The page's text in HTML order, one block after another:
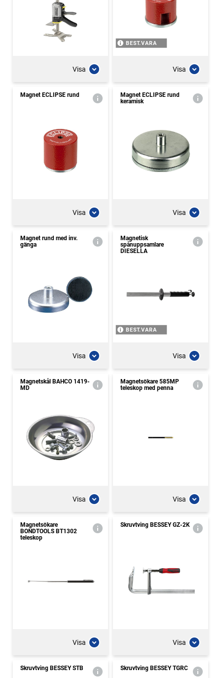
Visa
BEST.VARA
Visa
Magnet ECLIPSE rund
Visa
Magnet ECLIPSE rund
keramisk
Visa
Magnet rund med inv.
gänga
Visa
Magnetisk
spånuppsamlare
DIESELLA
BEST.VARA
Visa
Magnetskål BAHCO 1419-
MD
Visa
Magnetsökare 585MP
teleskop med penna
Visa
Magnetsökare
BONDTOOLS BT1302
teleskop
Visa
Skruvtving BESSEY GZ-2K
Visa
Skruvtving BESSEY STB Skruvtving BESSEY TGRC